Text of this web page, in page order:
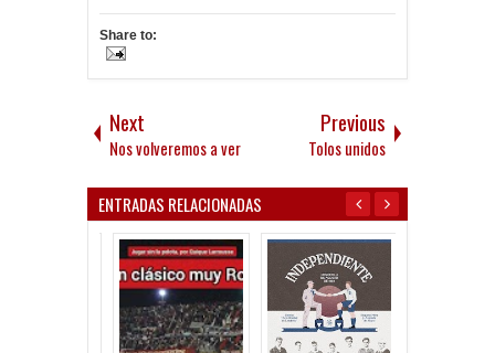
Share to:
Next
Nos volveremos a ver
Previous
Tolos unidos
ENTRADAS RELACIONADAS